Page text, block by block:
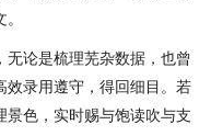
论是梳理芜杂数据，也曾
效录用遵守，得回细目。若
景色，实时赐与饱读吹与支